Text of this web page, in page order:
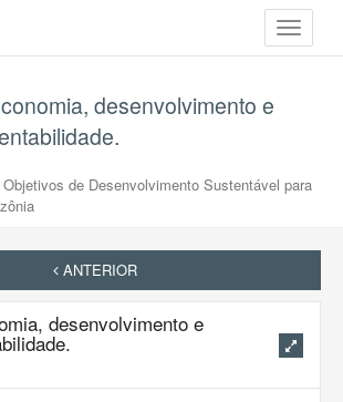
Toggle
desenvolvimento e
de Desenvolvimento Sustentável para
ANTERIOR
desenvolvimento e